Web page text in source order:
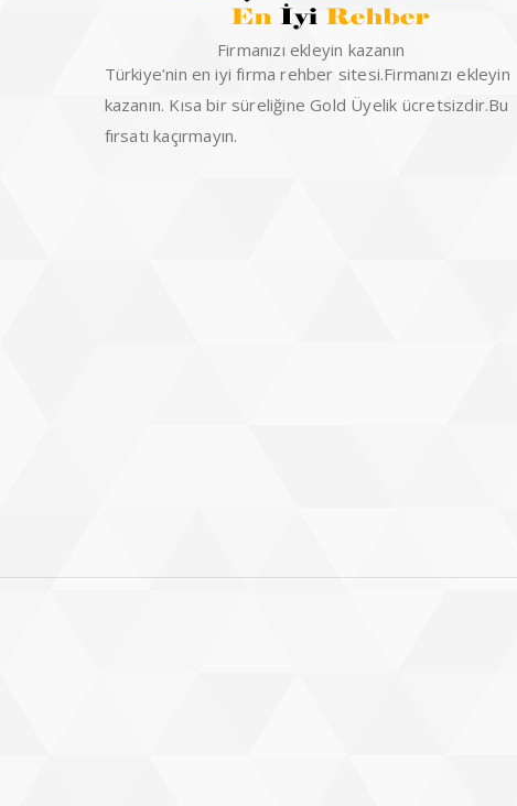
Firmanızı ekleyin kazanın
Türkiye’nin en iyi firma rehber sitesi.Firmanızı ekleyin
kazanın. Kısa bir süreliğine Gold Üyelik ücretsizdir.Bu
fırsatı kaçırmayın.